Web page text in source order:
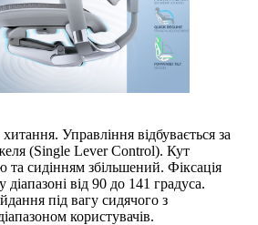
Управління відбувається за
(Single Lever Control). Кут
та сидінням збільшений. Фіксація
від 90 до 141 градуса.
під вагу сидячого з
користувачів.